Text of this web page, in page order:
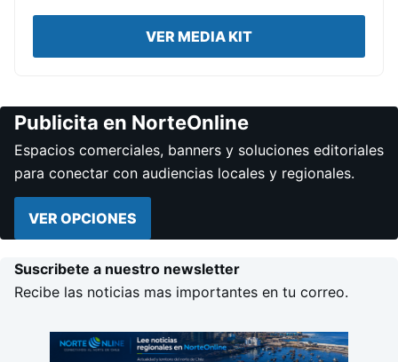
VER MEDIA KIT
Publicita en NorteOnline
Espacios comerciales, banners y soluciones editoriales
para conectar con audiencias locales y regionales.
VER OPCIONES
Suscribete a nuestro newsletter
Recibe las noticias mas importantes en tu correo.